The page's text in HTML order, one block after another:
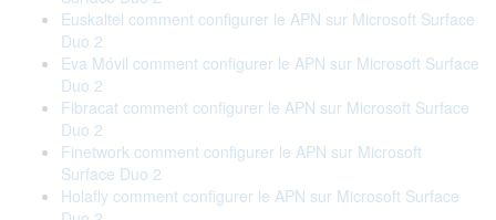
Euskaltel comment configurer le APN sur Microsoft Surface
Duo 2
Eva Móvil comment configurer le APN sur Microsoft Surface
Duo 2
Fibracat comment configurer le APN sur Microsoft Surface
Duo 2
Finetwork comment configurer le APN sur Microsoft
Surface Duo 2
Holafly comment configurer le APN sur Microsoft Surface